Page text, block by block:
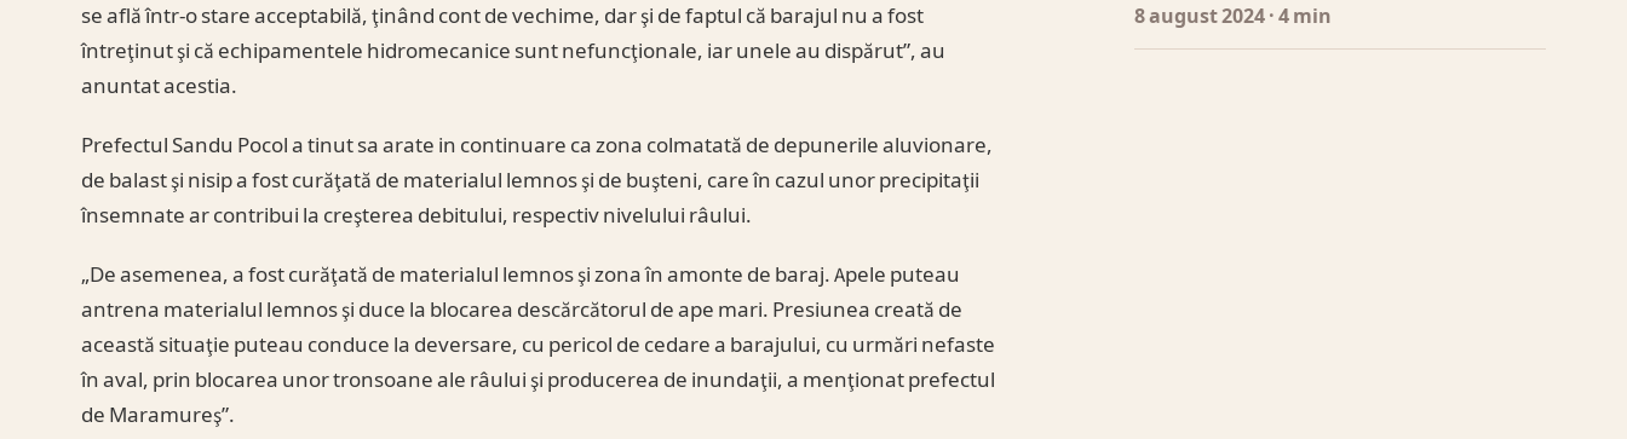
se află într-o stare acceptabilă, ţinând cont de vechime, dar şi de faptul că barajul nu a fost
întreţinut şi că echipamentele hidromecanice sunt nefuncţionale, iar unele au dispărut”, au
anuntat acestia.
Prefectul Sandu Pocol a tinut sa arate in continuare ca zona colmatată de depunerile aluvionare,
de balast şi nisip a fost curăţată de materialul lemnos şi de buşteni, care în cazul unor precipitaţii
însemnate ar contribui la creşterea debitului, respectiv nivelului râului.
„De asemenea, a fost curăţată de materialul lemnos şi zona în amonte de baraj. Apele puteau
antrena materialul lemnos şi duce la blocarea descărcătorul de ape mari. Presiunea creată de
această situaţie puteau conduce la deversare, cu pericol de cedare a barajului, cu urmări nefaste
în aval, prin blocarea unor tronsoane ale râului şi producerea de inundaţii, a menţionat prefectul
de Maramureş”.
8 august 2024· 4 min